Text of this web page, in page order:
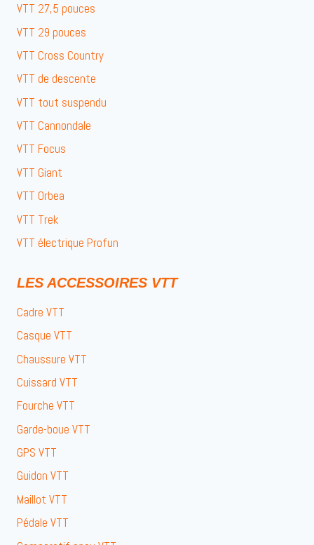
VTT 27,5 pouces
VTT 29 pouces
VTT Cross Country
VTT de descente
VTT tout suspendu
VTT Cannondale
VTT Focus
VTT Giant
VTT Orbea
VTT Trek
VTT électrique Profun
LES ACCESSOIRES VTT
Cadre VTT
Casque VTT
Chaussure VTT
Cuissard VTT
Fourche VTT
Garde-boue VTT
GPS VTT
Guidon VTT
Maillot VTT
Pédale VTT